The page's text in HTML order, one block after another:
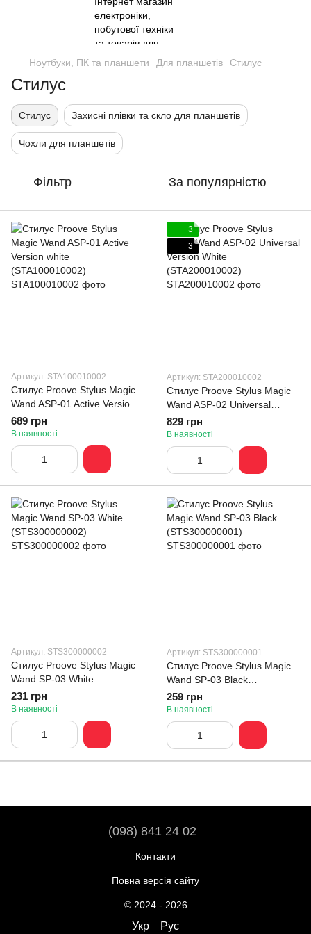
Ноутбуки, ПК та планшети Для планшетів Стилус
Стилус
Стилус Захисні плівки та скло для планшетів
Чохли для планшетів
Фільтр За популярністю
Артикул: STA100010002
Стилус Proove Stylus Magic
Wand ASP-01 Active Version
white (STA100010002)
689 грн
В наявності
3
3
Артикул: STA200010002
Стилус Proove Stylus Magic
Wand ASP-02 Universal
Version White
(STA200010002)
829 грн
В наявності
Артикул: STS300000002
Стилус Proove Stylus Magic
Wand SP-03 White
(STS300000002)
231 грн
В наявності
Артикул: STS300000001
Стилус Proove Stylus Magic
Wand SP-03 Black
(STS300000001)
259 грн
В наявності
(098) 841 24 02
Контакти
Повна версія сайту
© 2024 - 2026
Укр Рус